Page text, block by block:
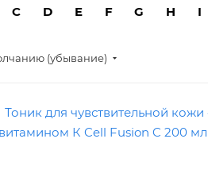
C D E F G H I
(убывание)